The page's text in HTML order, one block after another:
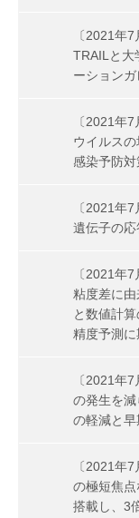
〔2021年
TRAILと大
ーションガ
〔2021年
ウイルス
感染予防
〔2021年
遺伝子の
〔2021年
粘度差に
と数値計
精度予測に
〔2021年
の発生を
の軽減と
〔2021年
の極短焦
搭載し、3